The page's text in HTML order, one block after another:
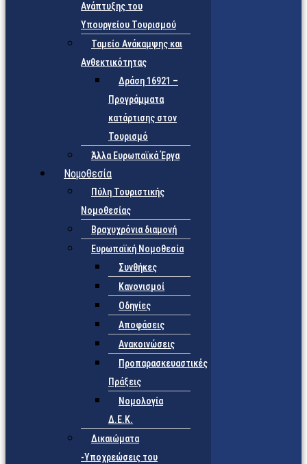
Ανάπτυξης του
Υπουργείου Τουρισμού
Ταμείο Ανάκαμψης και
Ανθεκτικότητας
Δράση 16921 –
Προγράμματα
κατάρτισης στον
Τουρισμό
Άλλα Ευρωπαϊκά Έργα
Νομοθεσία
Πύλη Τουριστικής
Νομοθεσίας
Βραχυχρόνια διαμονή
Ευρωπαϊκή Νομοθεσία
Συνθήκες
Κανονισμοί
Οδηγίες
Αποφάσεις
Ανακοινώσεις
Προπαρασκευαστικές
Πράξεις
Νομολογία
Δ.Ε.Κ.
Δικαιώματα
-Υποχρεώσεις του